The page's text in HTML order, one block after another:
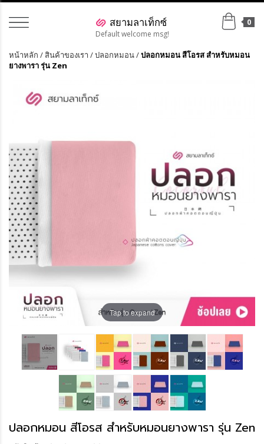
Default welcome msg!
0
หน้าหลัก / สินค้าของเรา /ปลอกหมอน/ปลอกหมอน สีโอรส สำหรับหมอน
ยางพารา รุ่น Zen
Tap to expand
ปลอกหมอน สีโอรส สำหรับหมอนยางพารา รุ่น Zen